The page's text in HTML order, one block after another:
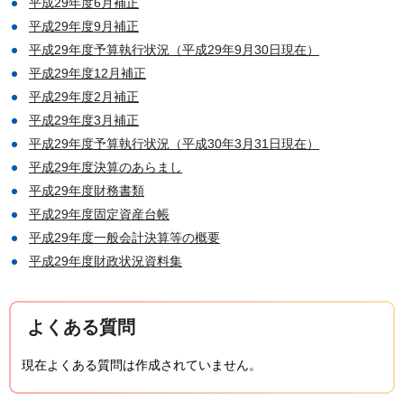
平成29年度9月補正
平成29年度予算執行状況（平成29年9月30日現在）
平成29年度12月補正
平成29年度2月補正
平成29年度3月補正
平成29年度予算執行状況（平成30年3月31日現在）
平成29年度決算のあらまし
平成29年度財務書類
平成29年度固定資産台帳
平成29年度一般会計決算等の概要
平成29年度財政状況資料集
よくある質問
現在よくある質問は作成されていません。